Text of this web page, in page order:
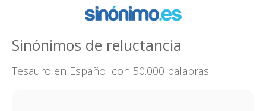
Sinónimos de reluctancia
Tesauro en Español con 50.000 palabras